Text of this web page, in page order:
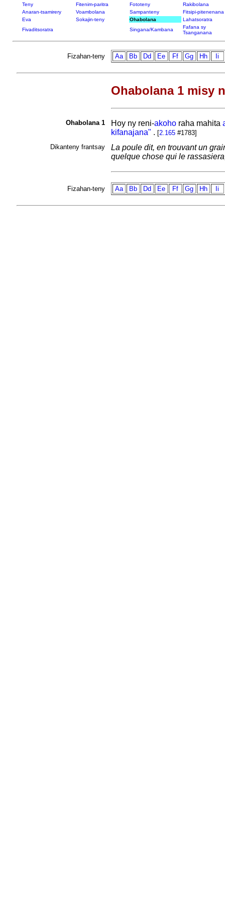
Teny Fitenim-paritra Fototeny
Rakibolana
Anaran-tsamirery
Voambolana Sampanteny
Fitsipi-pitenenana
Eva
Sokajin-teny Ohabolana
Lahatsoratra
Fivaditsoratra
Singana/Kambana
Fafana sy
Tsanganana
Fizahan-teny Aa Bb Dd Ee Ff Gg Hh Ii
Ohabolana 1 misy
Ohabolana 1 Hoy ny reni-akohoraha mahita
kifanajana" . [2.165#1783]
Dikanteny frantsay
La poule dit, en trouvant un
quelque chose qui le
Fizahan-teny Aa Bb Dd Ee Ff Gg Hh Ii